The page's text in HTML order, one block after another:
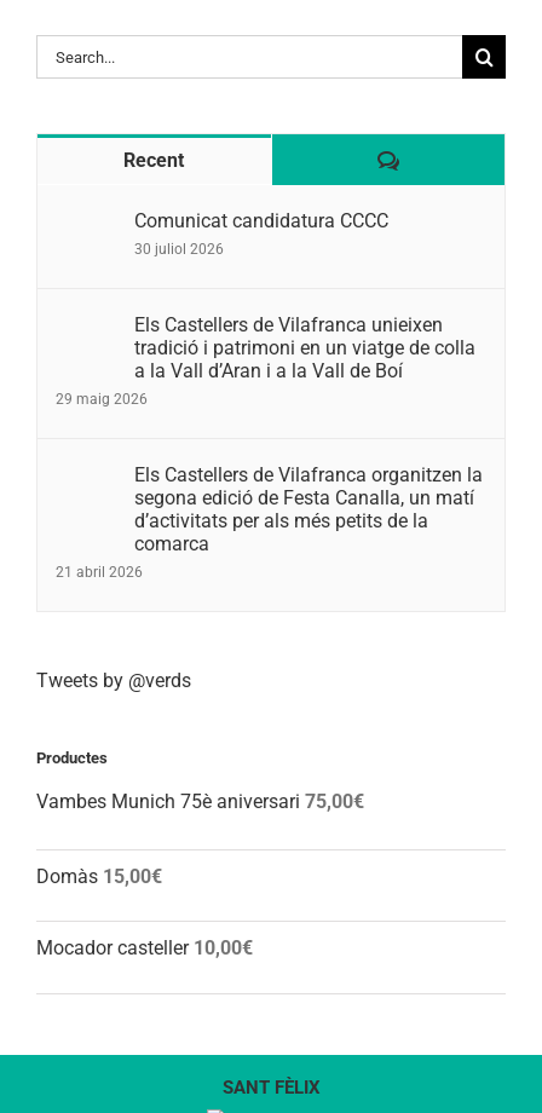
Search
for:
Recent Comentaris
Comunicat candidatura CCCC
30 juliol 2026
Els Castellers de Vilafranca unieixen
tradició i patrimoni en un viatge de colla
a la Vall d’Aran i a la Vall de Boí
29 maig 2026
Els Castellers de Vilafranca organitzen la
segona edició de Festa Canalla, un matí
d’activitats per als més petits de la
comarca
21 abril 2026
Tweets by @verds
Productes
Vambes Munich 75è aniversari 75,00€
Domàs 15,00€
Mocador casteller 10,00€
SANT FÈLIX